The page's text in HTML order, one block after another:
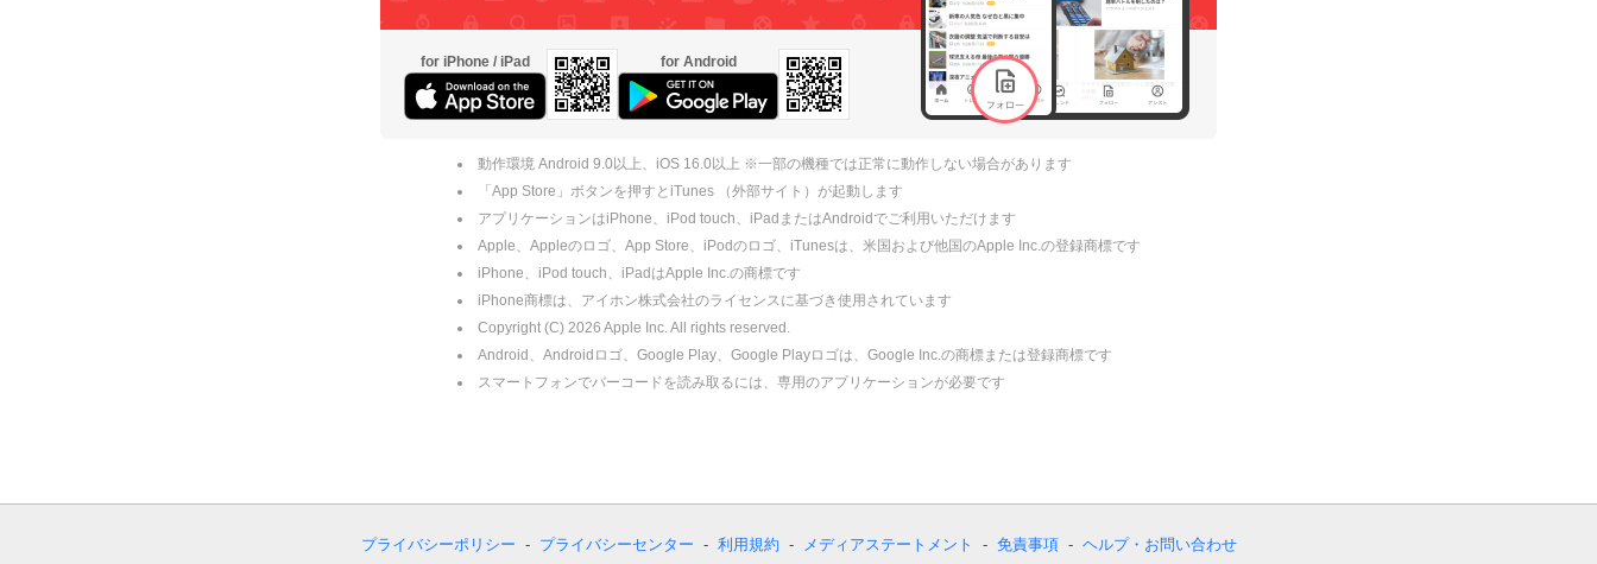
for iPhone / iPad for Android
動作環境 Android 9.0以上、iOS 16.0以上 ※一部の機種では正常に動作しない場合があります
「App Store」ボタンを押すとiTunes （外部サイト）が起動します
アプリケーションはiPhone、iPod touch、iPadまたはAndroidでご利用いただけます
Apple、Appleのロゴ、App Store、iPodのロゴ、iTunesは、米国および他国のApple Inc.の登録商標です
iPhone、iPod touch、iPadはApple Inc.の商標です
iPhone商標は、アイホン株式会社のライセンスに基づき使用されています
Copyright (C) 2026 Apple Inc. All rights reserved.
Android、Androidロゴ、Google Play、Google Playロゴは、Google Inc.の商標または登録商標です
スマートフォンでバーコードを読み取るには、専用のアプリケーションが必要です
プライバシーポリシー プライバシーセンター 利用規約 メディアステートメント 免責事項 ヘルプ・お問い合わせ